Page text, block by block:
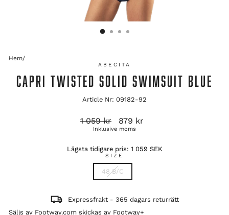
Hem/
ABECITA
CAPRI TWISTED SOLID SWIMSUIT BLUE
Article Nr: 09182-92
Ordinarie
1 059 kr Reapris
879 kr
Inklusive moms
Lägsta tidigare pris: 1 059 SEK
SIZE
48 B/C
Expressfrakt - 365 dagars returrätt
Säljs av Footway.com skickas av Footway+